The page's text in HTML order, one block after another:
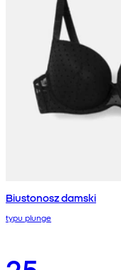
Biustonosz damski
typu plunge